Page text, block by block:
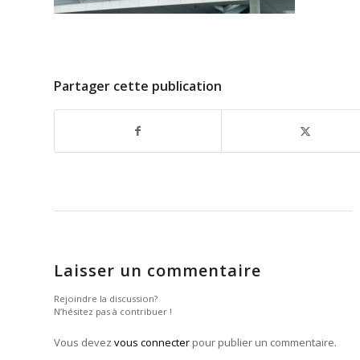
Partager cette publication
Laisser un commentaire
Rejoindre la discussion?
N’hésitez pas à contribuer !
Vous devez vous connecter pour publier un commentaire.